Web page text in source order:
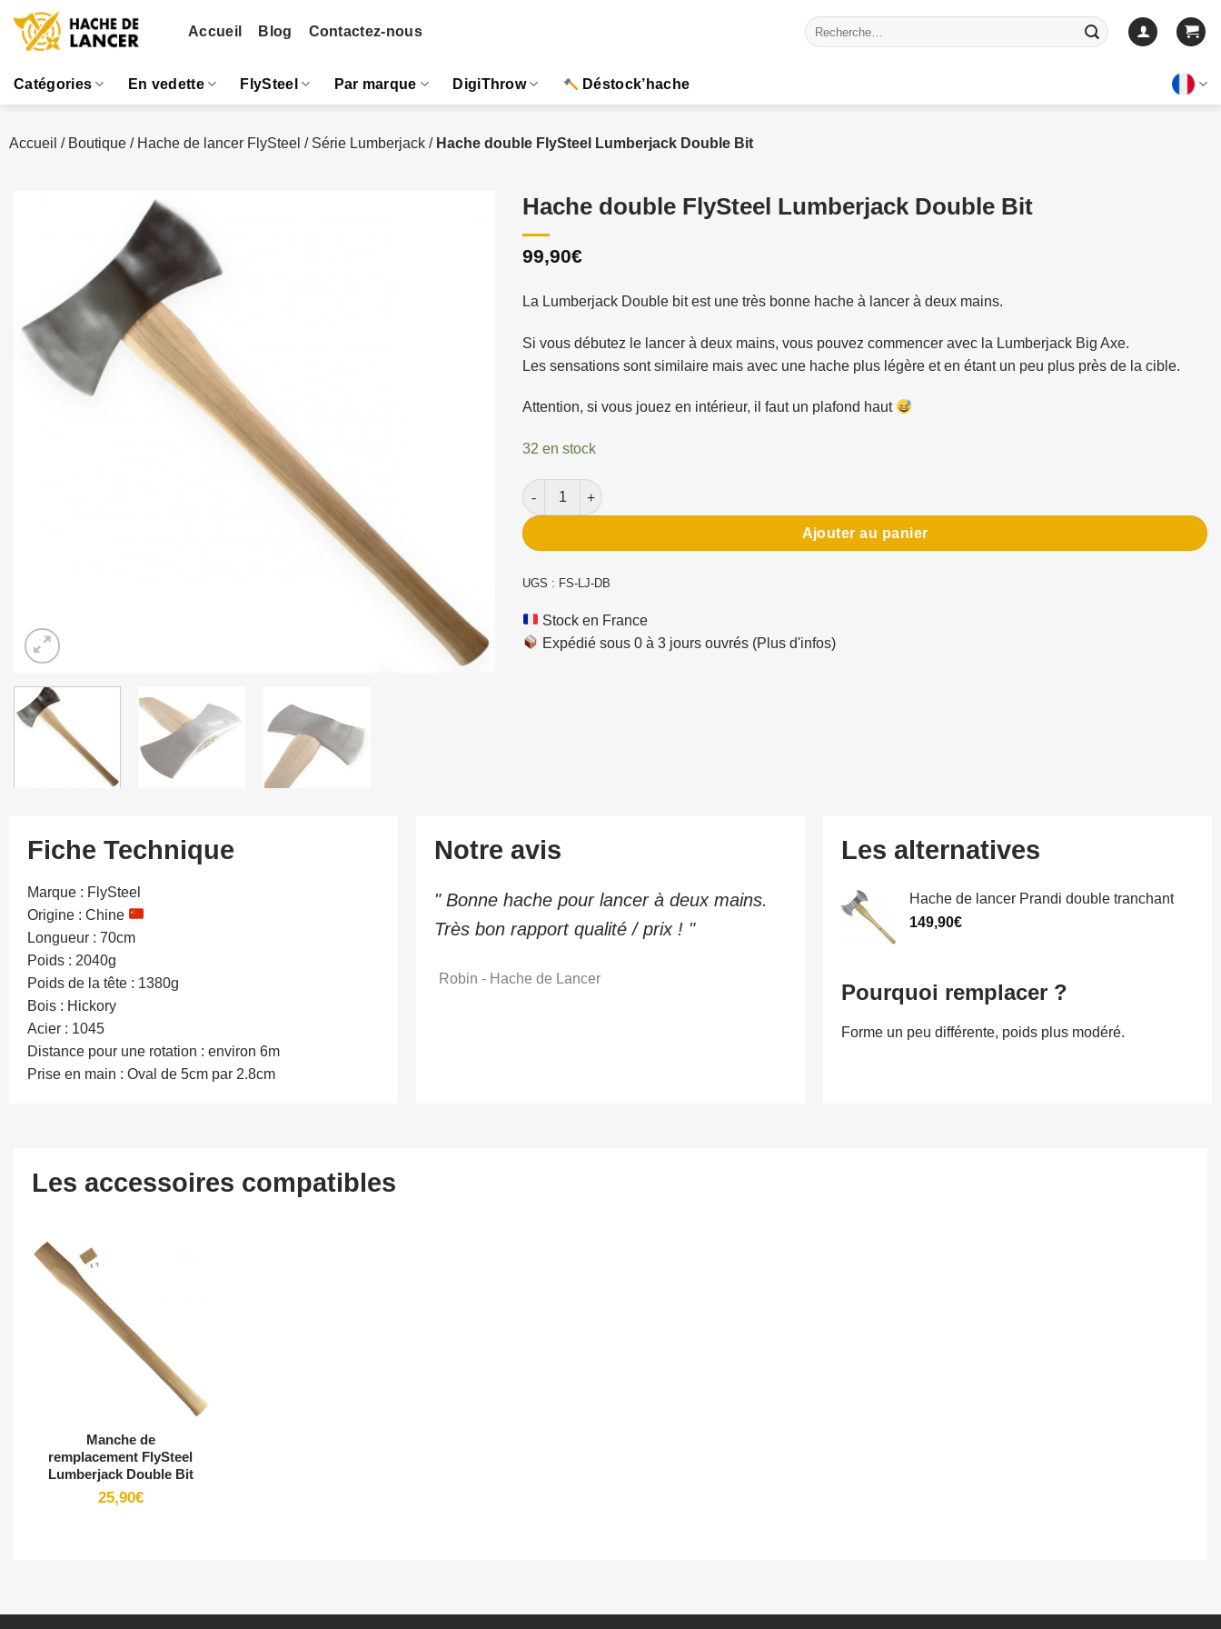
Passer
contenu
Accueil Blog Contactez-nous
Recherche
pour :
Catégories En vedette FlySteel Par marque DigiThrow Déstock’hache
Accueil / Boutique/ Hache de lancer FlySteel / Série Lumberjack/ Hache double FlySteel Lumberjack Double Bit
Hache double FlySteel Lumberjack Double Bit
99,90€
La Lumberjack Double bit est une très bonne hache à lancer à deux mains.
Si vous débutez le lancer à deux mains, vous pouvez commencer avec la Lumberjack Big Axe.
Les sensations sont similaire mais avec une hache plus légère et en étant un peu plus près de la cible.
Attention, si vous jouez en intérieur, il faut un plafond haut
32 en stock
quantité de Hache double FlySteel Lumberjack Double Bit
Ajouter au panier
UGS : FS-LJ-DB
Stock en France
Expédié sous 0 à 3 jours ouvrés (Plus d'infos)
Fiche Technique
Marque : FlySteel
Origine : Chine
Longueur : 70cm
Poids : 2040g
Poids de la tête : 1380g
Bois : Hickory
Acier : 1045
Distance pour une rotation : environ 6m
Prise en main : Oval de 5cm par 2.8cm
Notre avis
" Bonne hache pour lancer à deux mains.
Très bon rapport qualité / prix ! "
Robin - Hache de Lancer
Les alternatives
Hache de lancer Prandi double tranchant
149,90€
Pourquoi remplacer ?
Forme un peu différente, poids plus modéré.
Les accessoires compatibles
Manche de
remplacement FlySteel
Lumberjack Double Bit
25,90€